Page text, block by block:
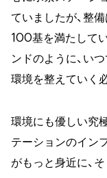
ていましたが、整
100基を満たして
ンドのように、い
環境を整えていく
環境にも優しい究
テーションのイン
がもっと身近に、